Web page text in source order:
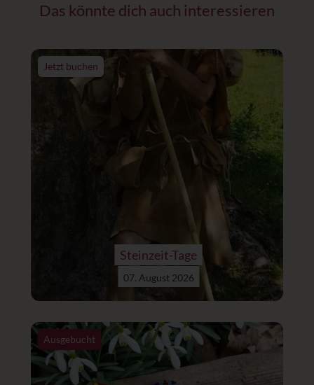
Das könnte dich auch interessieren
Jetzt buchen
Steinzeit-Tage
07. August 2026
Ausgebucht